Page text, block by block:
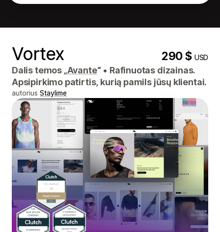
Vortex 290 $USD
Dalis temos „Avante“ • Rafinuotas dizainas.
Apsipirkimo patirtis, kurią pamils ​​jūsų klientai.
autorius Staylime